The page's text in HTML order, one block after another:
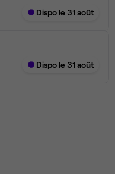
Dispo le 31 août
Dispo le 31 août